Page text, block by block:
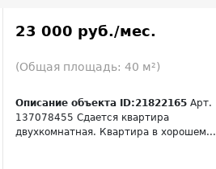
23 000 руб./мес.
(Общая площадь: 40 м²)
Описание объекта ID:21822165Арт.
137078455 Сдается квартира
двухкомнатная. Квартира в хорошем...